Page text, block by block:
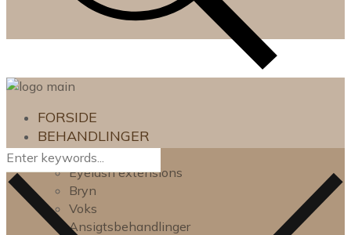
FORSIDE
BEHANDLINGER
Lash lift
Eyelash extensions
Bryn
Voks
Ansigtsbehandlinger